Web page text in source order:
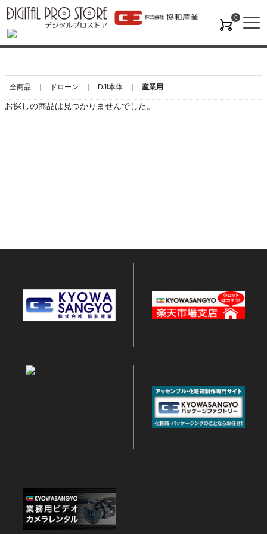
0
全商品 ドローン DJI本体 産業用
お探しの商品は見つかりませんでした。